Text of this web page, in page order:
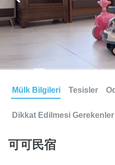
Mülk Bilgileri Tesisler
Dikkat Edilmesi Gerekenler
可可民宿